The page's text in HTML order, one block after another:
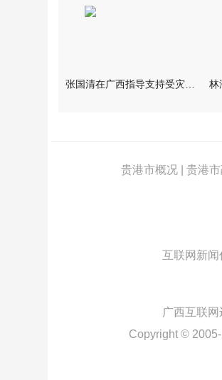
贵港市概况 贵港
互联网新
广西互联
Copyright © 2005-